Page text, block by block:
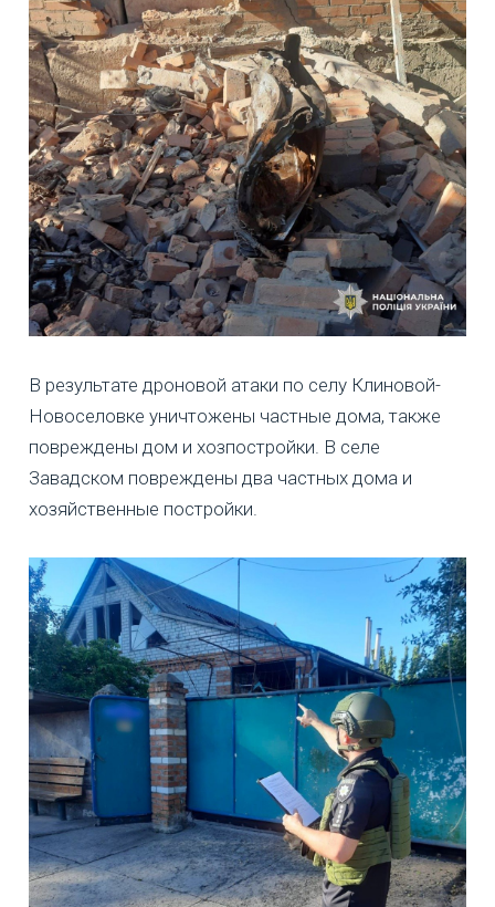
В результате дроновой атаки по селу Клиновой-
Новоселовке уничтожены частные дома, также
повреждены дом и хозпостройки. В селе
Завадском повреждены два частных дома и
хозяйственные постройки.